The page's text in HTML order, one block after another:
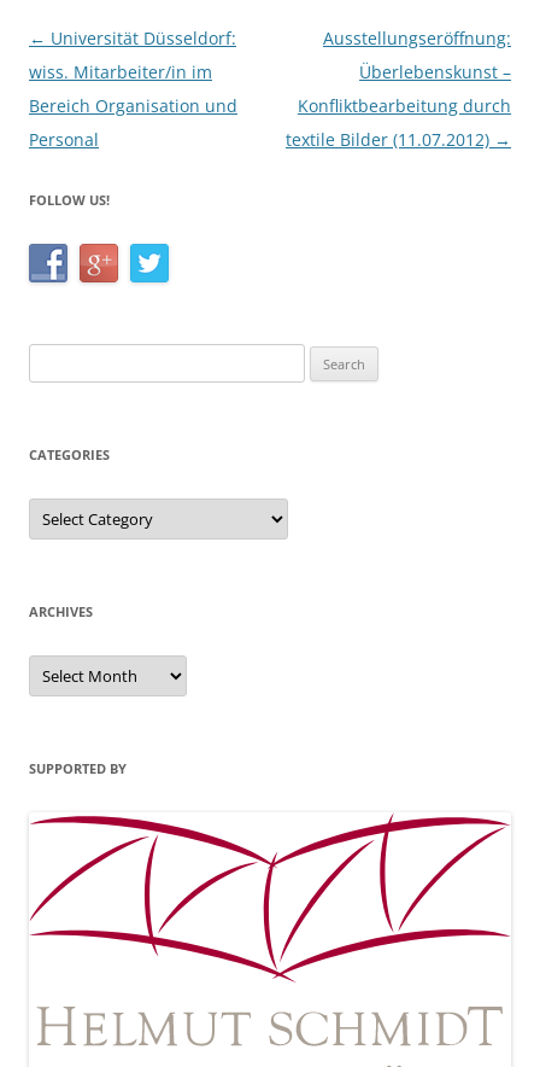
k
Post
navigation
← Universität Düsseldorf:
wiss. Mitarbeiter/in im
Bereich Organisation und
Personal
Ausstellungseröffnung:
Überlebenskunst –
Konfliktbearbeitung durch
textile Bilder (11.07.2012) →
FOLLOW US!
for:
CATEGORIES
Categories
ARCHIVES
Archives
SUPPORTED BY